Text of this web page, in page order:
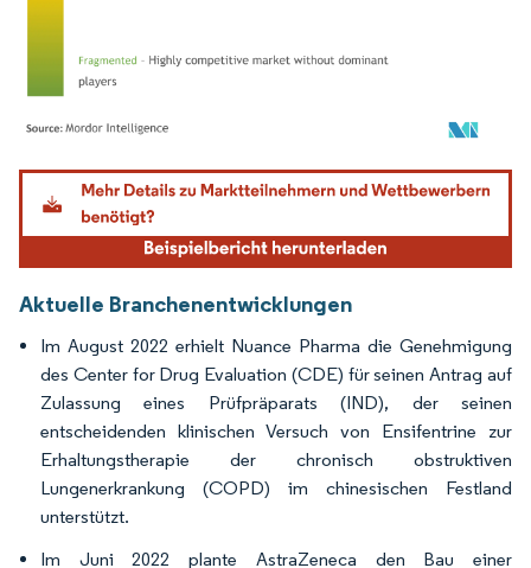
Bild © Mordor Intelligence. Wiederverwendung erfordert Namensnennung gemäß
Aktuelle Branchenentwicklungen
Im August 2022 erhielt Nuance Pharma die Genehmigung
des Center for Drug Evaluation (CDE) für seinen Antrag auf
Zulassung eines Prüfpräparats (IND), der seinen
entscheidenden klinischen Versuch von Ensifentrine zur
Erhaltungstherapie der chronisch obstruktiven
Lungenerkrankung (COPD) im chinesischen Festland
unterstützt.
Im Juni 2022 plante AstraZeneca den Bau einer